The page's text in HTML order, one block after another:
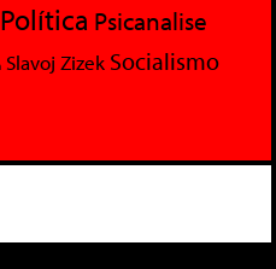
Política Psicanalise
Slavoj Zizek Socialismo